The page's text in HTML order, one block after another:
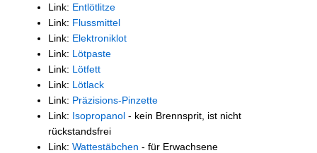
Link: Entlötlitze
Link: Flussmittel
Link: Elektroniklot
Link: Lötpaste
Link: Lötfett
Link: Lötlack
Link: Präzisions-Pinzette
Link: Isopropanol - kein Brennsprit, ist nicht
rückstandsfrei
Link: Wattestäbchen - für Erwachsene